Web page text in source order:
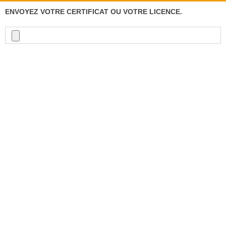
ENVOYEZ VOTRE CERTIFICAT OU VOTRE LICENCE.